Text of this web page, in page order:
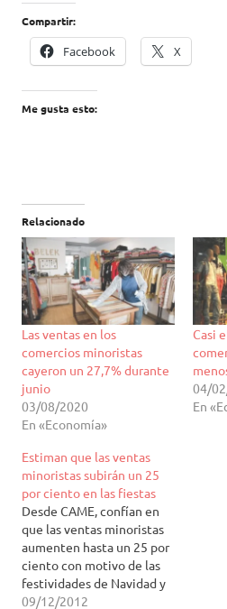
Compartir:
Facebook X
Me gusta esto:
Relacionado
Las ventas en los
comercios minoristas
cayeron un 27,7% durante
junio
03/08/2020
En «Economía»
Casi
04/
En
Estiman que las ventas
minoristas subirán un 25
por ciento en las fiestas
Desde CAME, confían en
que las ventas minoristas
aumenten hasta un 25 por
ciento con motivo de las
festividades de Navidad y
Año Nuevo. Estiman que la
09/12/2012